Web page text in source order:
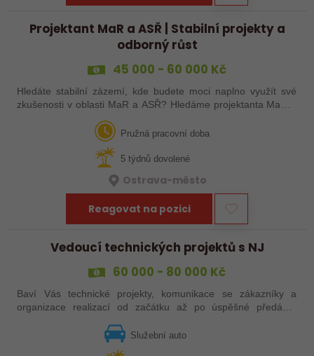
Projektant MaR a ASŘ | Stabilní projekty a
odborný růst
45 000 - 60 000 Kč
Hledáte stabilní zázemí, kde budete moci naplno využít své
zkušenosti v oblasti MaR a ASŘ? Hledáme projektanta MaR a
ASŘ, který se zapojí do projektování průmyslových technologií
a návrhu technických…
Pružná pracovní doba
5 týdnů dovolené
Ostrava-město
Reagovat na pozici
Vedoucí technických projektů s NJ
60 000 - 80 000 Kč
Baví Vás technické projekty, komunikace se zákazníky a
organizace realizací od začátku až po úspěšné předání?
realizaci projektů v oblasti…Služební auto